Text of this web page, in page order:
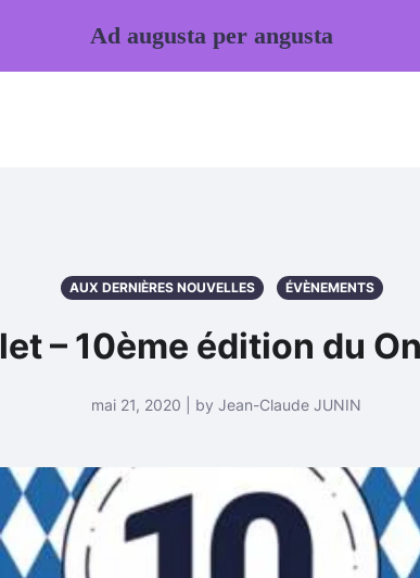
AUX DERNIÈRES NOUVELLES ÉVÈNEMENTS
– 10ème édition du
mai 21, 2020 | by Jean-Claude JUNIN
Ad augusta per angusta